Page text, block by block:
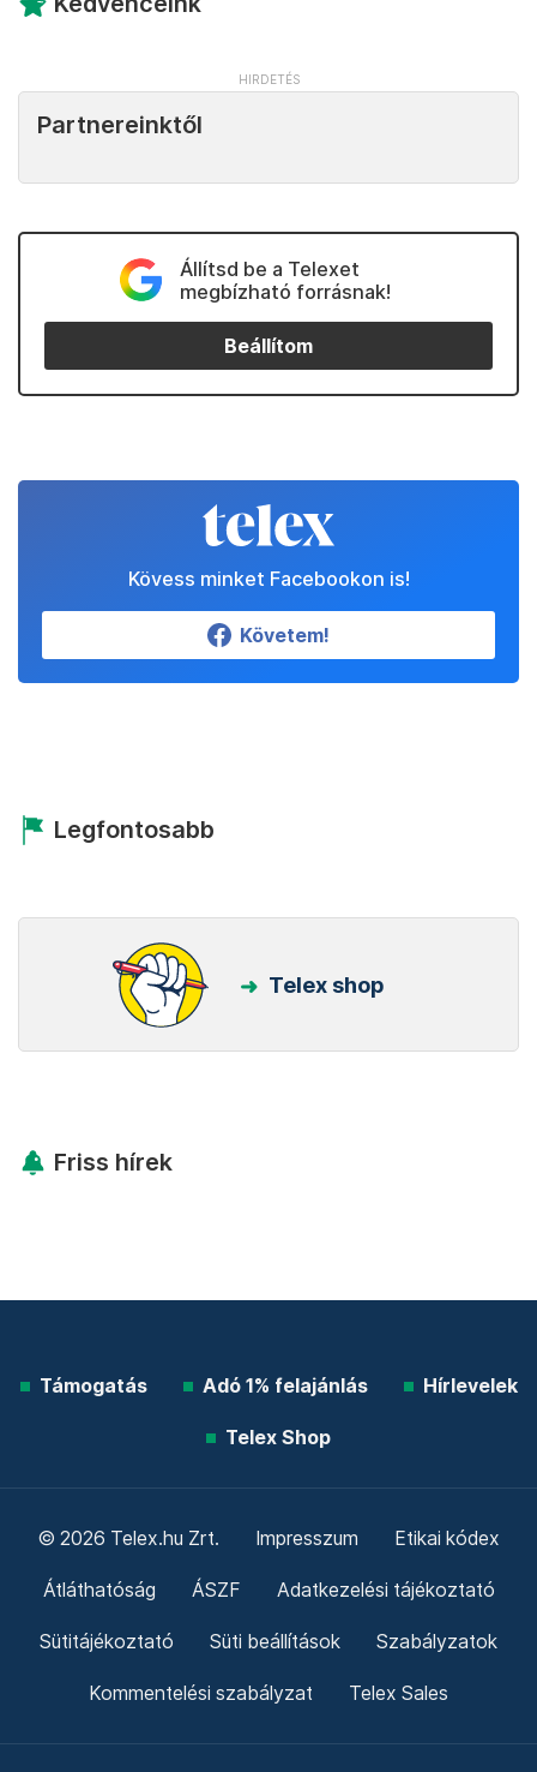
hétfőtől csütörtökig tartó republikánus
Biden politikáját bírálta volna, most viszont
arról, hogy nehéz idők várnak a rettentően
Kedvenceink
Állítsd be a Telexet
megbízható forrásnak!
Kövess minket Facebookon is!
Friss hírek